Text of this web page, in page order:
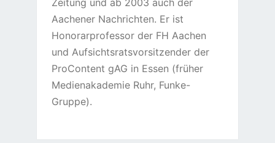
Zeitung und ab 2003 auch der
Aachener Nachrichten. Er ist
Honorarprofessor der FH Aachen
und Aufsichtsratsvorsitzender der
ProContent gAG in Essen (früher
Medienakademie Ruhr, Funke-
Gruppe).